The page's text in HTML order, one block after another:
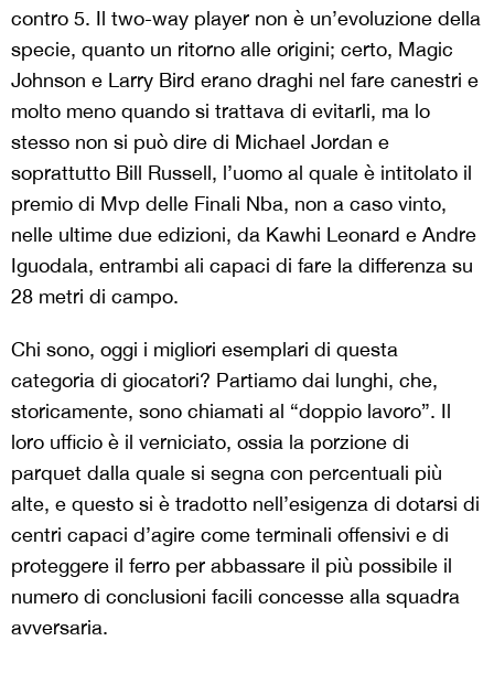
contro 5. Il two-way player non è un’evoluzione della
specie, quanto un ritorno alle origini; certo, Magic
Johnson e Larry Bird erano draghi nel fare canestri e
molto meno quando si trattava di evitarli, ma lo
stesso non si può dire di Michael Jordan e
soprattutto Bill Russell, l’uomo al quale è intitolato il
premio di Mvp delle Finali Nba, non a caso vinto,
nelle ultime due edizioni, da Kawhi Leonard e Andre
Iguodala, entrambi ali capaci di fare la differenza su
28 metri di campo.
Chi sono, oggi i migliori esemplari di questa
categoria di giocatori? Partiamo dai lunghi, che,
storicamente, sono chiamati al “doppio lavoro”. Il
loro ufficio è il verniciato, ossia la porzione di
parquet dalla quale si segna con percentuali più
alte, e questo si è tradotto nell’esigenza di dotarsi di
centri capaci d’agire come terminali offensivi e di
proteggere il ferro per abbassare il più possibile il
numero di conclusioni facili concesse alla squadra
avversaria.